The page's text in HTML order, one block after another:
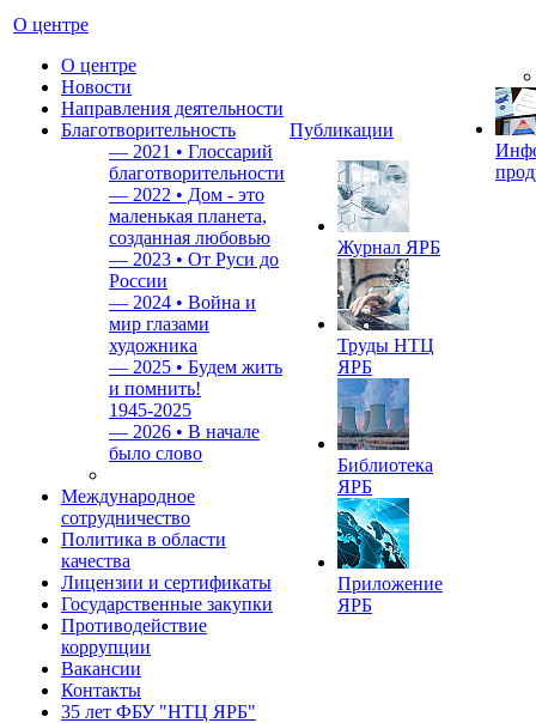
О центре
О центре
Новости
Направления деятельности
Благотворительность
— 2021 • Глоссарий
благотворительности
— 2022 • Дом - это
маленькая планета,
созданная любовью
— 2023 • От Руси до
России
— 2024 • Война и
мир глазами
художника
— 2025 • Будем жить
и помнить!
1945-2025
— 2026 • В начале
было слово
Международное
сотрудничество
Политика в области
качества
Лицензии и сертификаты
Государственные закупки
Противодействие
коррупции
Вакансии
Контакты
35 лет ФБУ "НТЦ ЯРБ"
Публикации
Журнал ЯРБ
Труды НТЦ
ЯРБ
Библиотека
ЯРБ
Приложение
ЯРБ